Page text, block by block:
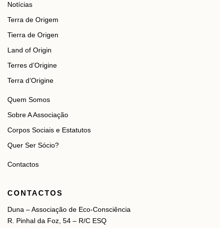
Notícias
Terra de Origem
Tierra de Origen
Land of Origin
Terres d’Origine
Terra d’Origine
Quem Somos
Sobre A Associação
Corpos Sociais e Estatutos
Quer Ser Sócio?
Contactos
CONTACTOS
Duna – Associação de Eco-Consciência
R. Pinhal da Foz, 54 – R/C ESQ